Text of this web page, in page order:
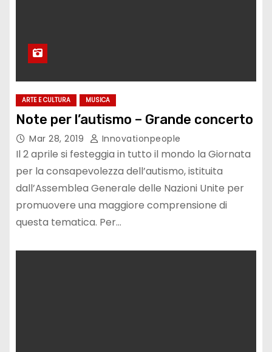
ARTE E CULTURA MUSICA
Note per l’autismo – Grande concerto
Mar 28, 2019 Innovationpeople
Il 2 aprile si festeggia in tutto il mondo la Giornata
per la consapevolezza dell’autismo, istituita
dall’Assemblea Generale delle Nazioni Unite per
promuovere una maggiore comprensione di
questa tematica. Per…